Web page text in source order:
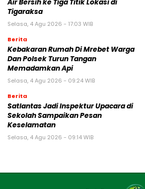
Air Bersih ke Tiga Titik Lokasi di
Tigaraksa
Selasa, 4 Agu 2026 - 17:03 WIB
Berita
Kebakaran Rumah Di Mrebet Warga
Dan Polsek Turun Tangan
Memadamkan Api
Selasa, 4 Agu 2026 - 09:24 WIB
Berita
Satlantas Jadi Inspektur Upacara di
Sekolah Sampaikan Pesan
Keselamatan
Selasa, 4 Agu 2026 - 09:14 WIB